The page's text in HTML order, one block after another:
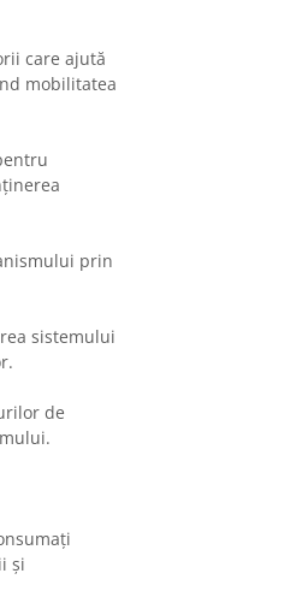
care ajută
mobilitatea
prin
sistemului
de
și